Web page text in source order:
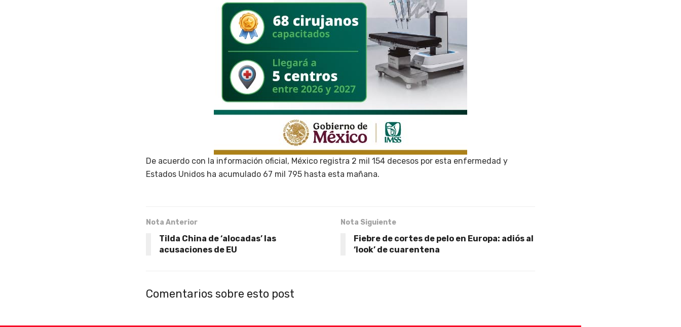
De acuerdo con la información oficial, México registra 2 mil 154 decesos por esta enfermedad y
Estados Unidos ha acumulado 67 mil 795 hasta esta mañana.
Nota Anterior
Tilda China de ‘alocadas’ las
acusaciones de EU
Nota Siguiente
Fiebre de cortes de pelo en Europa: adiós al
‘look’ de cuarentena
Comentarios sobre esto post